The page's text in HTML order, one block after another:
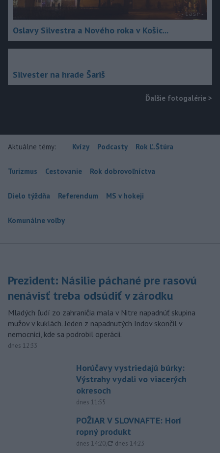
Oslavy Silvestra a Nového roka v Košic...
Silvester na hrade Šariš
Ďalšie fotogalérie >
Aktuálne témy: Kvízy Podcasty Rok Ľ.Štúra
Turizmus Cestovanie Rok dobrovoľníctva
Dielo týždňa Referendum MS v hokeji
Komunálne voľby
Prezident: Násilie páchané pre rasovú
nenávisť treba odsúdiť v zárodku
Mladých ľudí zo zahraničia mala v Nitre napadnúť skupina
mužov v kuklách. Jeden z napadnutých Indov skončil v
nemocnici, kde sa podrobil operácii.
dnes 12:33
Horúčavy vystriedajú búrky:
Výstrahy vydali vo viacerých
okresoch
dnes 11:55
POŽIAR V SLOVNAFTE: Horí
ropný produkt
dnes 14:20, aktualizované
dnes 14:23